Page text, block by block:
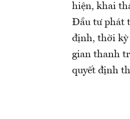
hiện, khai
Đầu tư phát
định, thời kỳ
gian thanh
quyết định